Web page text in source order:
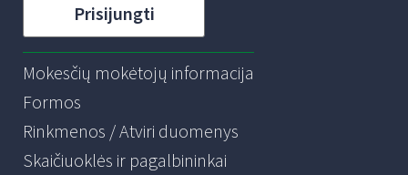
Prisijungti
Mokesčių mokėtojų informacija
Formos
Rinkmenos / Atviri duomenys
Skaičiuoklės ir pagalbininkai